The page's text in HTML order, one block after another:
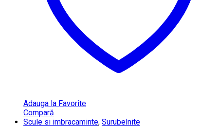
Adauga la Favorite
Compară
Scule si imbracaminte, Surubelnite